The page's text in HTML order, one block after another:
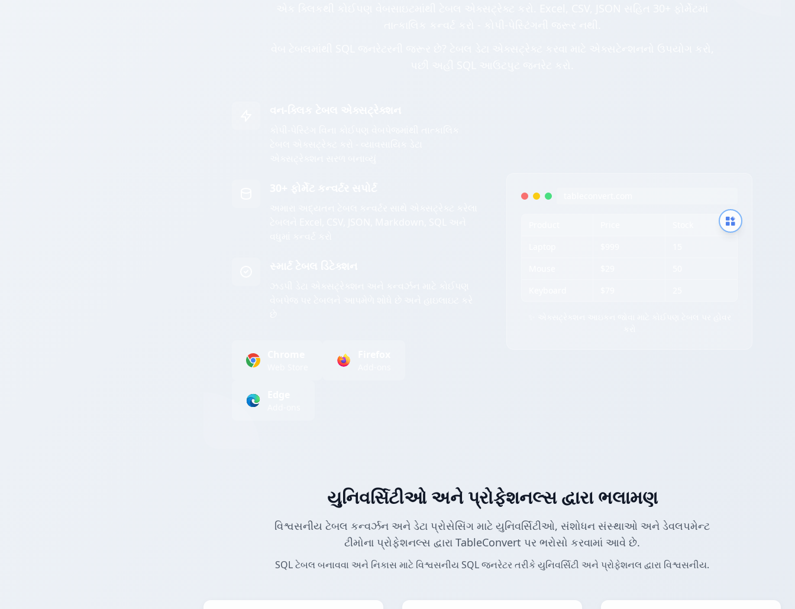
યુનિવર્સિટીઓ અને પ્રોફેશનલ્સ દ્વારા ભલામણ
વિશ્વસનીય ટેબલ કન્વર્ઝન અને ડેટા પ્રોસેસિંગ માટે યુનિવર્સિટીઓ, સંશોધન સંસ્થાઓ અને ડેવલપમેન્ટ
ટીમોના પ્રોફેશનલ્સ દ્વારા TableConvert પર ભરોસો કરવામાં આવે છે.
SQL ટેબલ બનાવવા અને નિકાસ માટે વિશ્વસનીય SQL જનરેટર તરીકે યુનિવર્સિટી અને પ્રોફેશનલ દ્વારા વિશ્વસનીય.